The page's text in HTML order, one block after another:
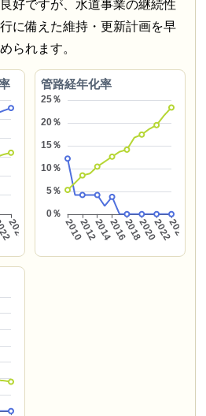
好ですが、水道事業の継続性
に備えた維持・更新計画を早
られます。
管路経年化率